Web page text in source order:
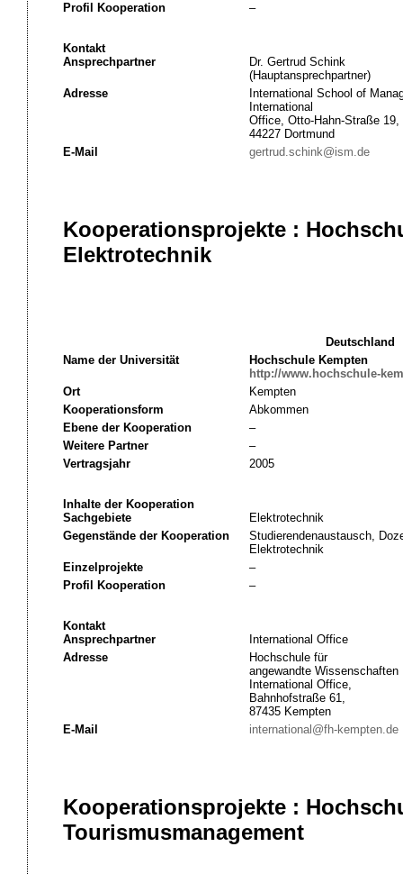
Profil Kooperation
–
Kontakt
Ansprechpartner
Dr. Gertrud Schink
(Hauptansprechpartner)
Adresse
International School of
International
Office, Otto-Hahn-Straße 19,
44227 Dortmund
E-Mail
gertrud.schink@ism.de
Kooperationsprojekte :
Elektrotechnik
Deutschland
Name der Universität
Hochschule Kempten
http://www.hochschule-
Ort
Kempten
Kooperationsform
Abkommen
Ebene der Kooperation
–
Weitere Partner
–
Vertragsjahr
2005
Inhalte der Kooperation
Sachgebiete
Elektrotechnik
Gegenstände der Kooperation
Studierendenaustausch,
Elektrotechnik
Einzelprojekte
–
Profil Kooperation
–
Kontakt
Ansprechpartner
International Office
Adresse
Hochschule für
angewandte Wissenschaften
International Office,
Bahnhofstraße 61,
87435 Kempten
E-Mail
international@fh-kempten.de
Kooperationsprojekte :
Tourismusmanagement